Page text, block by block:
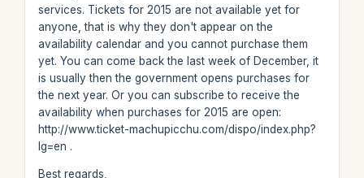
services. Tickets for 2015 are not available yet for
anyone, that is why they don't appear on the
availability calendar and you cannot purchase them
yet. You can come back the last week of December, it
is usually then the government opens purchases for
the next year. Or you can subscribe to receive the
availability when purchases for 2015 are open:
http://www.ticket-machupicchu.com/dispo/index.php?
lg=en .
Best regards,